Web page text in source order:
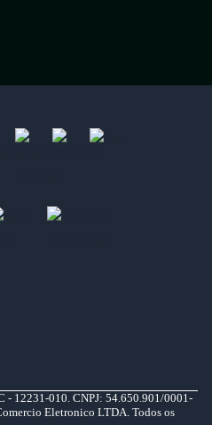
- 12231-010. CNPJ: 54.650.901/0001-
Eletronico LTDA. Todos os